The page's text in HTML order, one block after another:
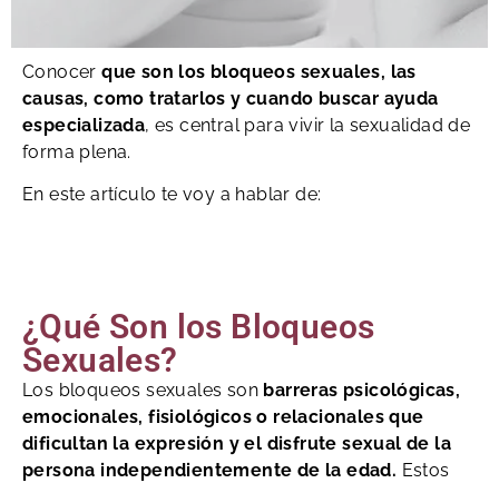
Conocerque son los bloqueos sexuales, las
causas, como tratarlos y cuando buscar ayuda
especializada, es central para vivir la sexualidad de
forma plena.
En este artículo te voy a hablar de:
¿Qué Son los Bloqueos
Sexuales?
Los bloqueos sexuales son barreras psicológicas,
emocionales, fisiológicos o relacionales que
dificultan la expresión y el disfrute sexual de la
persona independientemente de la edad. Estos